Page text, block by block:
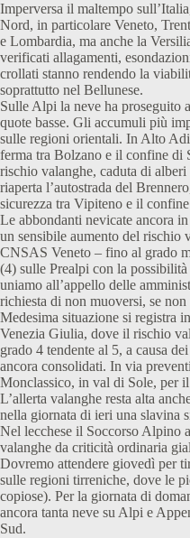
Imperversa il maltempo
Nord, in particolare Veneto,
e Lombardia, ma anche la
verificati allagamenti,
crollati stanno rendendo la
soprattutto nel Bellunese.
Sulle Alpi la neve ha proseguito
quote basse. Gli accumuli più
sulle regioni orientali. In Alto
ferma tra Bolzano e il confine di
rischio valanghe, caduta di alberi
riaperta l’autostrada del
sicurezza tra Vipiteno e il
Le abbondanti nevicate ancora
un sensibile aumento del rischio
CNSAS Veneto – fino al grado
(4) sulle Prealpi con la
uniamo all’appello delle
richiesta di non muoversi, se non
Medesima situazione si registra
Venezia Giulia, dove il rischio
grado 4 tendente al 5, a causa
ancora consolidati. In via
Monclassico, in val di Sole, per
L’allerta valanghe resta alta
nella giornata di ieri una slavina
Nel lecchese il Soccorso Alpino
valanghe da criticità ordinaria
Dovremo attendere giovedì per
sulle regioni tirreniche, dove le
copiose). Per la giornata di
ancora tanta neve su Alpi e
Sud.